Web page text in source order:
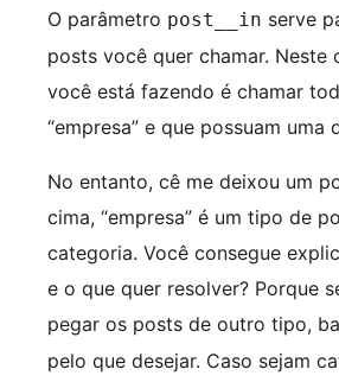
O parâmetro post__in serve
posts você quer chamar. Neste
você está fazendo é chamar
“empresa” e que possuam uma
No entanto, cê me deixou um
cima, “empresa” é um tipo de
categoria. Você consegue
e o que quer resolver? Porque
pegar os posts de outro tipo,
pelo que desejar. Caso sejam